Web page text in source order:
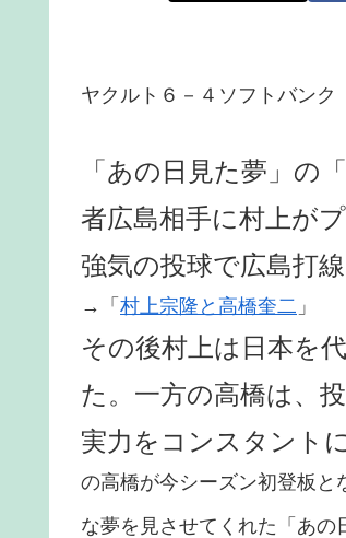
ヤクルト６－４ソフトバンク
「あの日見た夢」の
者広島相手に村上が
強気の投球で広島打
→「 村上宗隆と高橋奎二 」
その後村上は日本を
た。一方の高橋は、
実力をコンスタント
の高橋が今シーズン初登板と
な夢を見させてくれた「あの